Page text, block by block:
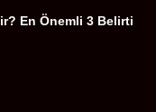
En Önemli 3 Belirti